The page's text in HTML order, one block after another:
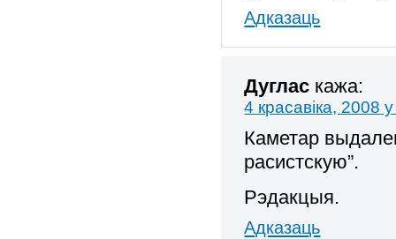
Адказаць
Дуглас кажа:
4 красавіка, 2008
Каметар
расистскую”.
Рэдакцыя.
Адказаць